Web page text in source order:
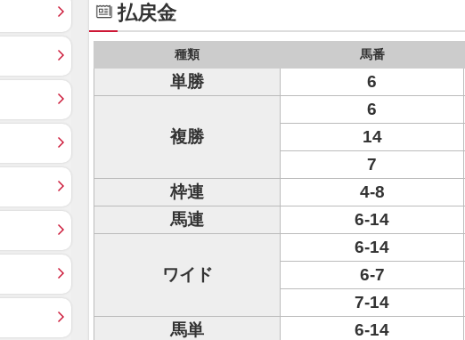
払戻金
種類 馬番
単勝 6
複勝
6
14
7
枠連
4-8
馬連
6-14
ワイド
6-14
6-7
7-14
馬単
6-14